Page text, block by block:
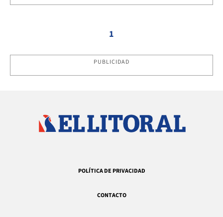
1
PUBLICIDAD
POLÍTICA DE PRIVACIDAD
CONTACTO